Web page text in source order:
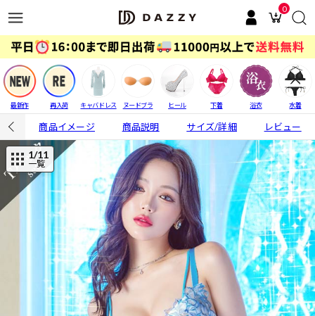
0
最新作 再入荷 キャバドレス ヌードブラ ヒール 下着 浴衣 水着
商品イメージ 商品説明 サイズ/詳細 レビュー
1/11
一覧